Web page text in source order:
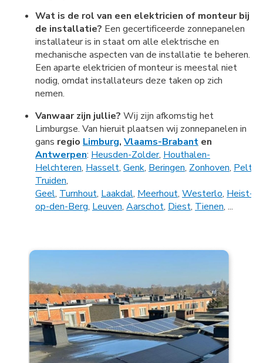
Wat is de rol van een elektricien of monteur bij
de installatie? Een gecertificeerde zonnepanelen
installateur is in staat om alle elektrische en
mechanische aspecten van de installatie te beheren.
Een aparte elektricien of monteur is meestal niet
nodig, omdat installateurs deze taken op zich
nemen.
Vanwaar zijn jullie? Wij zijn afkomstig het
Limburgse. Van hieruit plaatsen wij zonnepanelen in
gans regio Limburg, Vlaams-Brabant en
Antwerpen: Heusden-Zolder, Houthalen-
Helchteren, Hasselt, Genk, Beringen, Zonhoven, Pelt
Truiden,
Geel, Turnhout, Laakdal, Meerhout, Westerlo, Heist-
op-den-Berg, Leuven, Aarschot, Diest, Tienen, ...